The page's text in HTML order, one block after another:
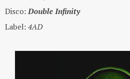
Disco:Double Infinity
Label: 4AD